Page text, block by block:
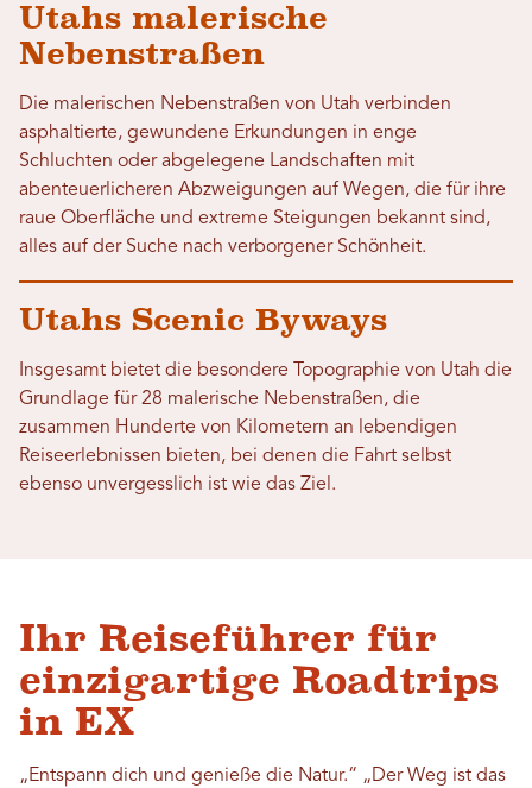
Utahs malerische
Nebenstraßen
Die malerischen Nebenstraßen von Utah verbinden
asphaltierte, gewundene Erkundungen in enge
Schluchten oder abgelegene Landschaften mit
abenteuerlicheren Abzweigungen auf Wegen, die für ihre
raue Oberfläche und extreme Steigungen bekannt sind,
alles auf der Suche nach verborgener Schönheit.
Utahs Scenic Byways
Insgesamt bietet die besondere Topographie von Utah die
Grundlage für 28 malerische Nebenstraßen, die
zusammen Hunderte von Kilometern an lebendigen
Reiseerlebnissen bieten, bei denen die Fahrt selbst
ebenso unvergesslich ist wie das Ziel.
Ihr Reiseführer für
einzigartige Roadtrips
in EX
„Entspann dich und genieße die Natur.“ „Der Weg ist das